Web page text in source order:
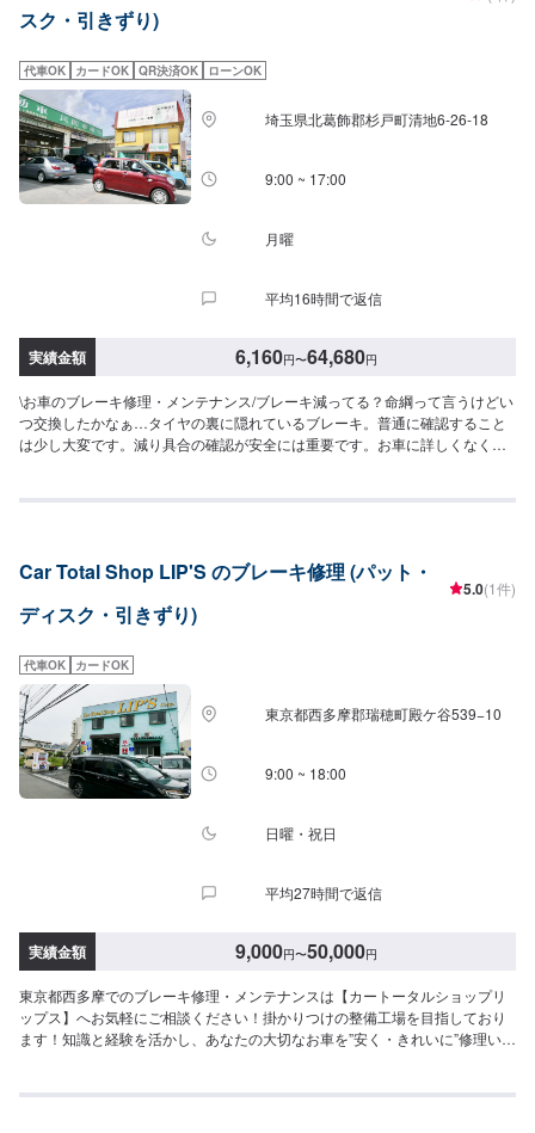
スク・引きずり)
代車OK カードOK QR決済OK ローンOK
埼玉県北葛飾郡杉戸町清地6-26-18
9:00 ~ 17:00
月曜
平均16時間で返信
実績金額 6,160円〜64,680円
\お車のブレーキ修理・メンテナンス/ブレーキ減ってる？命綱って言うけどい
つ交換したかなぁ…タイヤの裏に隠れているブレーキ。普通に確認すること
は少し大変です。減り具合の確認が安全には重要です。お車に詳しくなくて
の株式会社杉戸自動車<料金目安>【ブレーキパッド交換】技術料は6,160円
リアパッド交換：29,700円〜41,580円程度【フロントディスクローター交
換】技術料は9,240円～●国産車：14,300円〜18,700円●その他外車：46,200
円〜64,680円【その他】●ブレーキシュー交換国産車：14,300円〜19,800円
●パッドセンサー交換：6,160円〜15,400円程度●キャリパーオーバーホー
ル：11,550円〜23,100円程度●サイドブレーキ調整：3,080円〜8,624円程度●
ブレーキ鳴き防止：3,080円〜6,160円程度●ブレーキオイル交換：4,400円〜
9,240円ハイブリッド・電気自動車の場合7,700円〜上記金額は車種や状態に
より上下する場合もございますので、予めご了承ください。<パーツ持ち込み
可能>パーツ持ち込みも可能です。持ち込みの場合はオファーにて、部品の詳
細や車種情報をお送りください。部品のご購入のご案内も可能ですので、ご
も、輸入車の対応も、クルマの購入もいろいろ、説明力も対応力も！1969年
ました。これからもお客様に笑顔を届けられるよう、新しいお店のオープン
Car Total Shop LIP'S のブレーキ修理 (パット・
ディスク・引きずり)
5.0(1件)
代車OK カードOK
東京都西多摩郡瑞穂町殿ケ谷539−10
9:00 ~ 18:00
日曜・祝日
平均27時間で返信
実績金額 9,000円〜50,000円
東京都西多摩でのブレーキ修理・メンテナンスは【カートータルショップリ
ップス】へお気軽にご相談ください！掛かりつけの整備工場を目指しており
ます！知識と経験を活かし、あなたの大切なお車を”安く・きれいに”修理いた
の知識をお持ちでない方でも、ご安心ください。<当社の特徴>◾国産車はもち